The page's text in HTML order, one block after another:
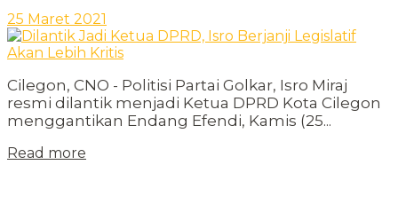
25 Maret 2021
Cilegon, CNO - Politisi Partai Golkar, Isro Miraj
resmi dilantik menjadi Ketua DPRD Kota Cilegon
menggantikan Endang Efendi, Kamis (25...
Read more